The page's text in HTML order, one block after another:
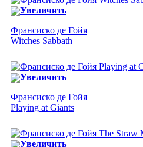
Увеличить
Франсиско де Гойя
Witches Sabbath
Увеличить
Франсиско де Гойя
Playing at Giants
Увеличить